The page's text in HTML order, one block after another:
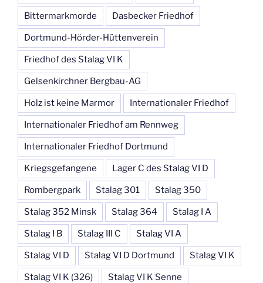
Bittermarkmorde Dasbecker Friedhof
Dortmund-Hörder-Hüttenverein
Friedhof des Stalag VI K
Gelsenkirchner Bergbau-AG
Holz ist keine Marmor Internationaler Friedhof
Internationaler Friedhof am Rennweg
Internationaler Friedhof Dortmund
Kriegsgefangene Lager C des Stalag VI D
Rombergpark Stalag 301 Stalag 350
Stalag 352 Minsk Stalag 364 Stalag I A
Stalag I B Stalag III C Stalag VI A
Stalag VI D Stalag VI D Dortmund Stalag VI K
Stalag VI K (326) Stalag VI K Senne